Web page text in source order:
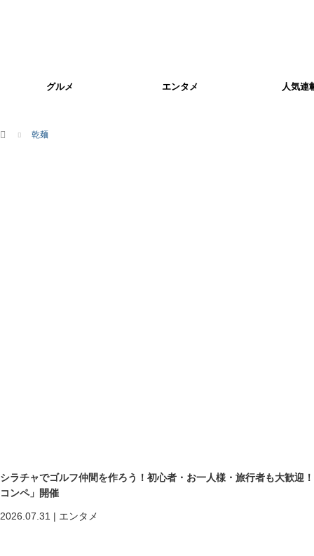
グルメ エンタメ 人気連
ホーム 乾麺
シラチャでゴルフ仲間を作ろう！初心者・お一人様・旅行者も大歓迎
コンペ」開催
2026.07.31 | エンタメ